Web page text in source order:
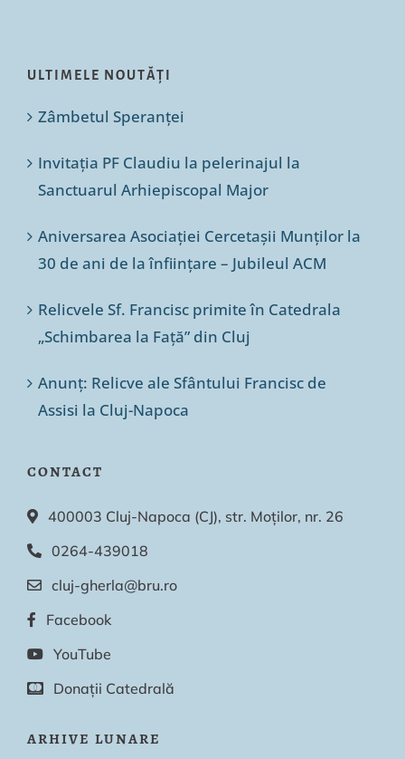
ULTIMELE NOUTĂȚI
Zâmbetul Speranței
Invitația PF Claudiu la pelerinajul la
Sanctuarul Arhiepiscopal Major
Aniversarea Asociației Cercetașii Munților la
30 de ani de la înființare – Jubileul ACM
Relicvele Sf. Francisc primite în Catedrala
„Schimbarea la Față” din Cluj
Anunț: Relicve ale Sfântului Francisc de
Assisi la Cluj-Napoca
CONTACT
400003 Cluj-Napoca (CJ), str. Moților, nr. 26
0264-439018
cluj-gherla@bru.ro
Facebook
YouTube
Donații Catedrală
ARHIVE LUNARE